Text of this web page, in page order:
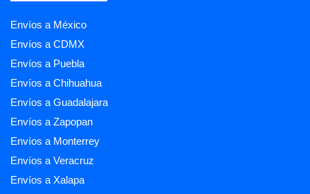
Envíos a México
Envíos a CDMX
Envíos a Puebla
Envíos a Chihuahua
Envíos a Guadalajara
Envíos a Zapopan
Envíos a Monterrey
Envíos a Veracruz
Envíos a Xalapa